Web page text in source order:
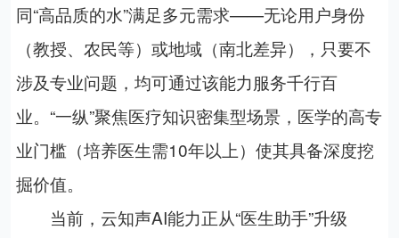
同“高品质的水”满足多元需求——无论用户身份
（教授、农民等）或地域（南北差异），只要不
涉及专业问题，均可通过该能力服务千行百
业。“一纵”聚焦医疗知识密集型场景，医学的高专
业门槛（培养医生需10年以上）使其具备深度挖
掘价值。
当前，云知声AI能力正从“医生助手”升级